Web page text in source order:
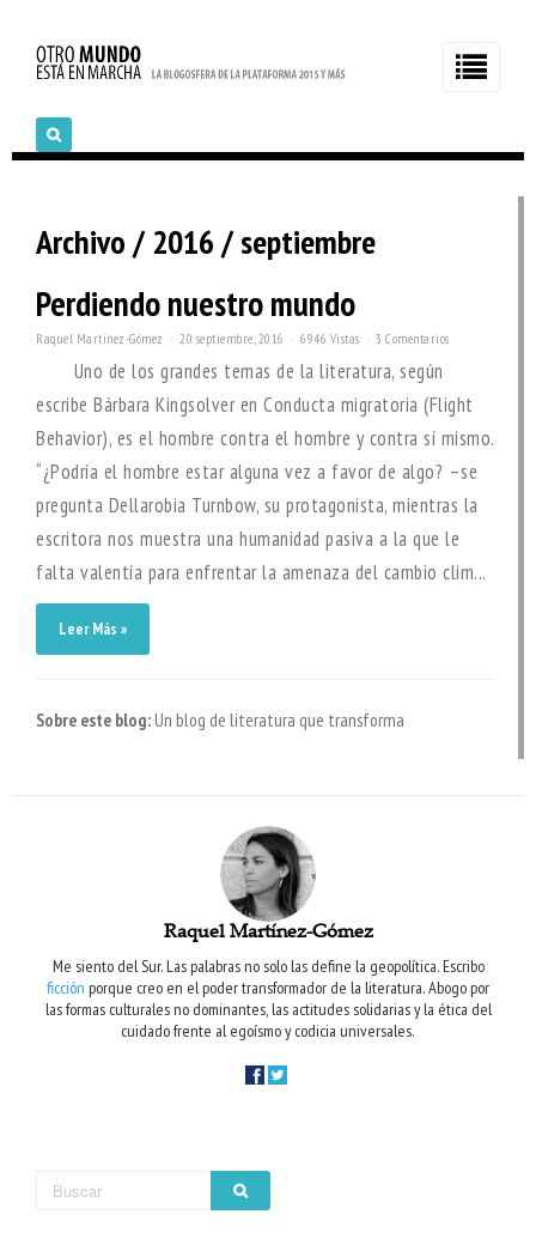
Archivo / 2016 / septiembre
Perdiendo nuestro mundo
Raquel Martínez-Gómez 20 septiembre, 2016 6946 Vistas 3 Comentarios
Uno de los grandes temas de la literatura, según
escribe Bárbara Kingsolver en Conducta migratoria (Flight
Behavior), es el hombre contra el hombre y contra sí mismo.
“¿Podría el hombre estar alguna vez a favor de algo? –se
pregunta Dellarobia Turnbow, su protagonista, mientras la
escritora nos muestra una humanidad pasiva a la que le
falta valentía para enfrentar la amenaza del cambio clim...
Leer Más »
Sobre este blog:Un blog de literatura que transforma
Raquel Martínez-Gómez
Me siento del Sur. Las palabras no solo las define la geopolítica. Escribo
ficción porque creo en el poder transformador de la literatura. Abogo por
las formas culturales no dominantes, las actitudes solidarias y la ética del
cuidado frente al egoísmo y codicia universales.